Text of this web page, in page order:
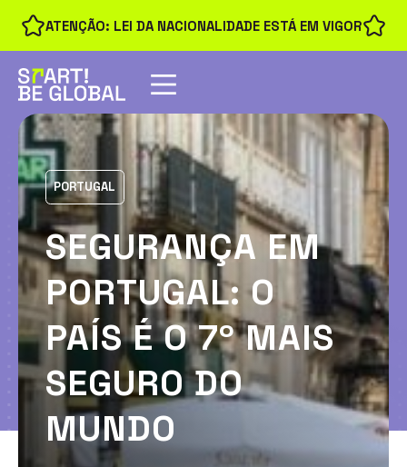
ATENÇÃO: LEI DA NACIONALIDADE ESTÁ EM VIGOR
PORTUGAL
SEGURANÇA EM
PORTUGAL: O
PAÍS É O 7º MAIS
SEGURO DO
MUNDO